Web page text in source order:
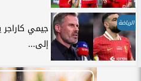
الرياضة
جيمي
إلى...